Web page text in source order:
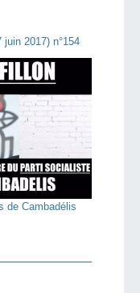
juin 2017) n°154
de Cambadélis